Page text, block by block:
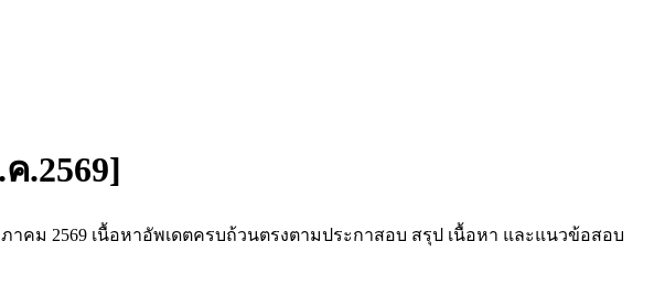
.2569]
ม 2569 เนื้อหาอัพเดตครบถ้วนตรงตามประกาสอบ สรุป เนื้อหา และแนวข้อสอบ